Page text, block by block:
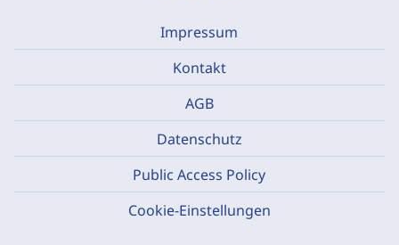
Impressum
Kontakt
AGB
Datenschutz
Public Access Policy
Cookie-Einstellungen